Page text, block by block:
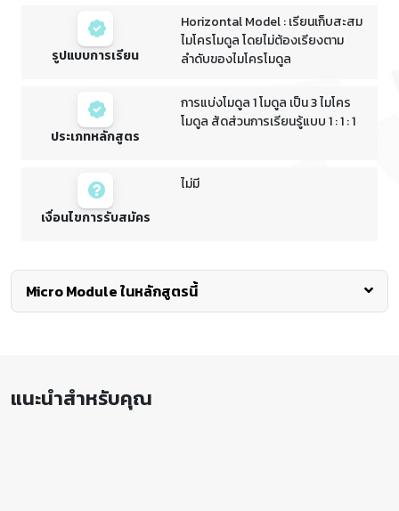
รูปแบบการเรียน
Horizontal Model : เรียนเก็บสะสม
ไมโครโมดูล โดยไม่ต้องเรียงตาม
ลำดับของไมโครโมดูล
ประเภทหลักสูตร
การแบ่งโมดูล 1 โมดูล เป็น 3 ไมโคร
โมดูล สัดส่วนการเรียนรู้แบบ 1 : 1 : 1
เงื่อนไขการรับสมัคร
ไม่มี
Micro Module ในหลักสูตรนี้
แนะนำสำหรับคุณ